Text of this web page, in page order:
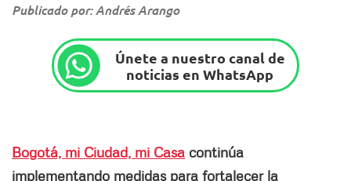
Publicado por: Andrés Arango
Únete a nuestro canal de
noticias en WhatsApp
Bogotá, mi Ciudad, mi Casa continúa
implementando medidas para fortalecer la